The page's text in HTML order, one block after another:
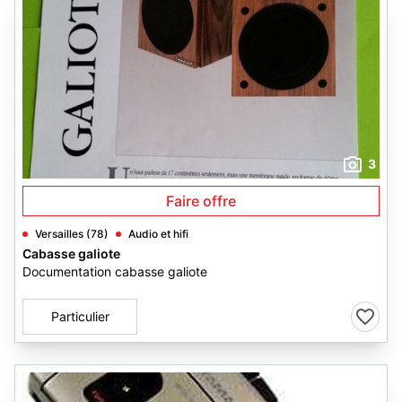
3
Faire offre
Versailles (78) Audio et hifi
Cabasse galiote
Documentation cabasse galiote
Particulier